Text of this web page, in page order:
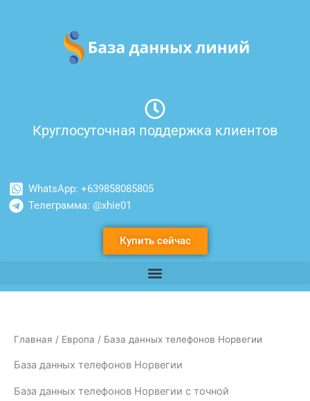
содержимому
Круглосуточная поддержка клиентов
WhatsApp: +639858085805
Телеграмма: @xhie01
Купить сейчас
Главная / Европа / База данных телефонов Норвегии
База данных телефонов Норвегии
База данных телефонов Норвегии с точной